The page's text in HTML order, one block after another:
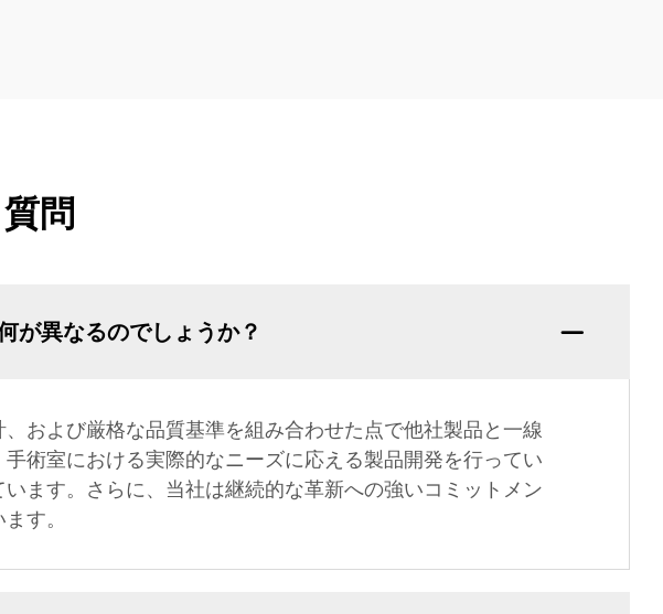
問
が異なるのでしょうか？
および厳格な品質基準を組み合わせた点で他社製品と一線
術室における実際的なニーズに応える製品開発を行ってい
ます。さらに、当社は継続的な革新への強いコミットメン
す。